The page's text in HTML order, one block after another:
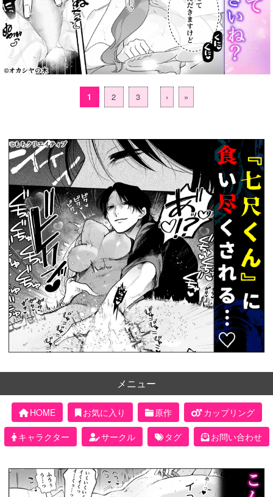
1 2 3 › »
メニュー
HOME お気に入り 原作
カップリング
キャラクター
サークル タグ お問い合わせ